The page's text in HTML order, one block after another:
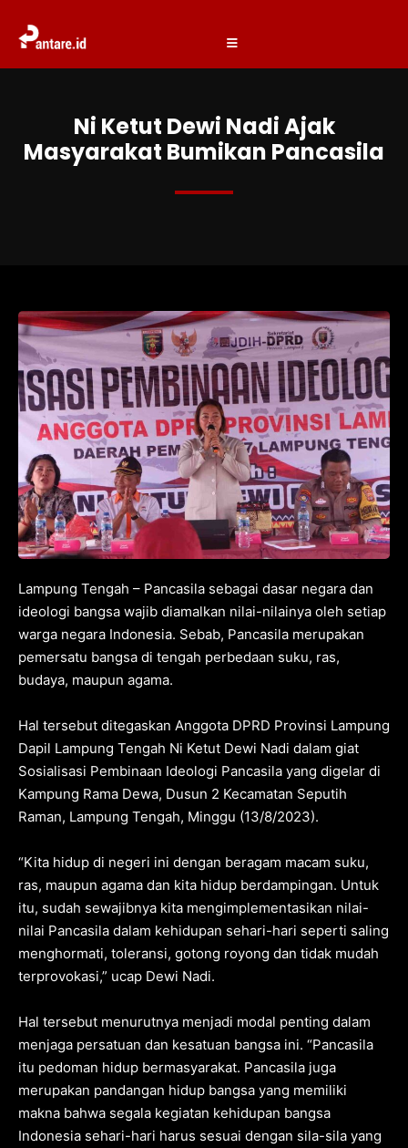
Ni Ketut Dewi Nadi Ajak
Masyarakat Bumikan Pancasila
Lampung Tengah – Pancasila sebagai dasar negara dan
ideologi bangsa wajib diamalkan nilai-nilainya oleh setiap
warga negara Indonesia. Sebab, Pancasila merupakan
pemersatu bangsa di tengah perbedaan suku, ras,
budaya, maupun agama.
Hal tersebut ditegaskan Anggota DPRD Provinsi Lampung
Dapil Lampung Tengah Ni Ketut Dewi Nadi dalam giat
Sosialisasi Pembinaan Ideologi Pancasila yang digelar di
Kampung Rama Dewa, Dusun 2 Kecamatan Seputih
Raman, Lampung Tengah, Minggu (13/8/2023).
“Kita hidup di negeri ini dengan beragam macam suku,
ras, maupun agama dan kita hidup berdampingan. Untuk
itu, sudah sewajibnya kita mengimplementasikan nilai-
nilai Pancasila dalam kehidupan sehari-hari seperti saling
menghormati, toleransi, gotong royong dan tidak mudah
terprovokasi,” ucap Dewi Nadi.
Hal tersebut menurutnya menjadi modal penting dalam
menjaga persatuan dan kesatuan bangsa ini. “Pancasila
itu pedoman hidup bermasyarakat. Pancasila juga
merupakan pandangan hidup bangsa yang memiliki
makna bahwa segala kegiatan kehidupan bangsa
Indonesia sehari-hari harus sesuai dengan sila-sila yang